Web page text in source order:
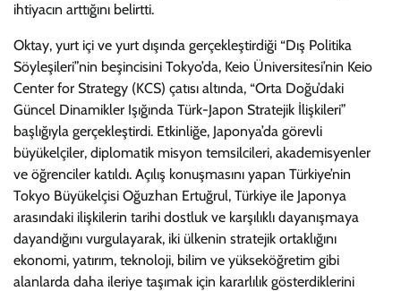
ihtiyacın arttığını belirtti.
Oktay, yurt içi ve yurt dışında gerçekleştirdiği “Dış Politika
Söyleşileri”nin beşincisini Tokyo’da, Keio Üniversitesi’nin Keio
Center for Strategy (KCS) çatısı altında, “Orta Doğu’daki
Güncel Dinamikler Işığında Türk-Japon Stratejik İlişkileri”
başlığıyla gerçekleştirdi. Etkinliğe, Japonya’da görevli
büyükelçiler, diplomatik misyon temsilcileri, akademisyenler
ve öğrenciler katıldı. Açılış konuşmasını yapan Türkiye’nin
Tokyo Büyükelçisi Oğuzhan Ertuğrul, Türkiye ile Japonya
arasındaki ilişkilerin tarihi dostluk ve karşılıklı dayanışmaya
dayandığını vurgulayarak, iki ülkenin stratejik ortaklığını
ekonomi, yatırım, teknoloji, bilim ve yükseköğretim gibi
alanlarda daha ileriye taşımak için kararlılık gösterdiklerini